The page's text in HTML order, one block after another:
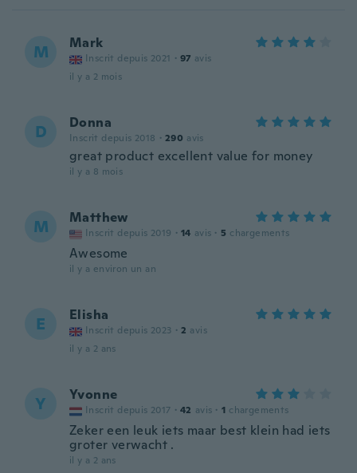
M Mark
Inscrit depuis 2021 · 97 avis
il y a 2 mois
D Donna
Inscrit depuis 2018 · 290 avis
great product excellent value for money
il y a 8 mois
M Matthew
Inscrit depuis 2019 · 14 avis · 5 chargements
Awesome
il y a environ un an
E Elisha
Inscrit depuis 2023 · 2 avis
il y a 2 ans
Y Yvonne
Inscrit depuis 2017 · 42 avis · 1 chargements
Zeker een leuk iets maar best klein had iets
groter verwacht .
il y a 2 ans